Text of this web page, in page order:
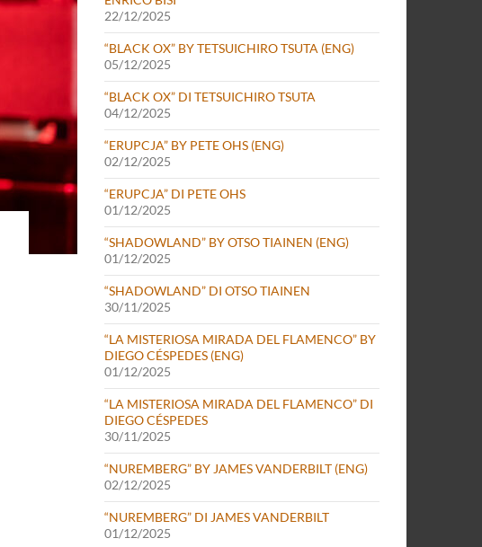
22/12/2025
“BLACK OX” BY TETSUICHIRO TSUTA (ENG)
05/12/2025
“BLACK OX” DI TETSUICHIRO TSUTA
04/12/2025
“ERUPCJA” BY PETE OHS (ENG)
02/12/2025
“ERUPCJA” DI PETE OHS
01/12/2025
“SHADOWLAND” BY OTSO TIAINEN (ENG)
01/12/2025
“SHADOWLAND” DI OTSO TIAINEN
30/11/2025
“LA MISTERIOSA MIRADA DEL FLAMENCO” BY
DIEGO CÉSPEDES (ENG)
01/12/2025
“LA MISTERIOSA MIRADA DEL FLAMENCO” DI
DIEGO CÉSPEDES
30/11/2025
“NUREMBERG” BY JAMES VANDERBILT (ENG)
02/12/2025
“NUREMBERG” DI JAMES VANDERBILT
01/12/2025